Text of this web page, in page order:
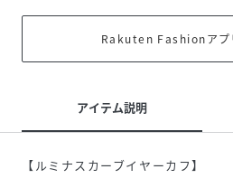
Rakuten Fashionアプ
アイテム説明
【ルミナスカーブイヤーカフ】